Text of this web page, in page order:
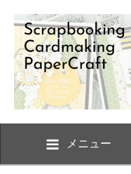
メニュー